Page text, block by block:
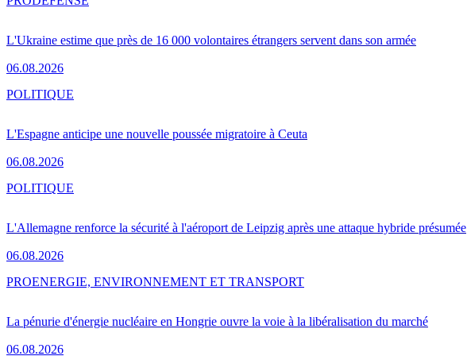
L'Ukraine estime que près de 16 000 volontaires étrangers servent dans son armée
06.08.2026
L'Espagne anticipe une nouvelle poussée migratoire à Ceuta
06.08.2026
POLITIQUE
L'Allemagne renforce la sécurité à l'aéroport de Leipzig après une attaque hybride présumée
06.08.2026
POLITIQUE
La pénurie d'énergie nucléaire en Hongrie ouvre la voie à la libéralisation du marché
06.08.2026
PROENERGIE, ENVIRONNEMENT ET TRANSPORT